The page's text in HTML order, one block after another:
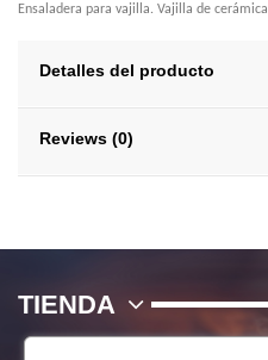
Ensaladera para vajilla. Vajilla de cerámica
Detalles del producto
Reviews (0)
TIENDA